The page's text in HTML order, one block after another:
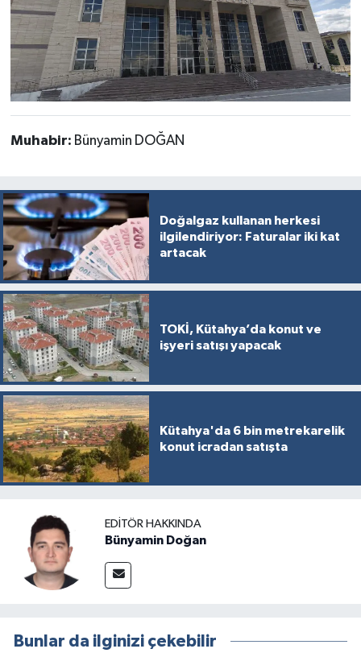
Muhabir: Bünyamin DOĞAN
Doğalgaz kullanan herkesi
ilgilendiriyor: Faturalar iki kat
artacak
TOKİ, Kütahya’da konut ve
işyeri satışı yapacak
Kütahya'da 6 bin metrekarelik
konut icradan satışta
EDITÖR HAKKINDA
Bünyamin Doğan
Bunlar da ilginizi çekebilir